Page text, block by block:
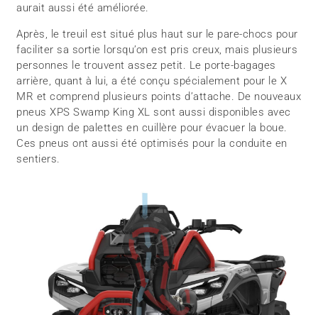
aurait aussi été améliorée.
Après, le treuil est situé plus haut sur le pare-chocs pour
faciliter sa sortie lorsqu’on est pris creux, mais plusieurs
personnes le trouvent assez petit. Le porte-bagages
arrière, quant à lui, a été conçu spécialement pour le X
MR et comprend plusieurs points d’attache. De nouveaux
pneus XPS Swamp King XL sont aussi disponibles avec
un design de palettes en cuillère pour évacuer la boue.
Ces pneus ont aussi été optimisés pour la conduite en
sentiers.